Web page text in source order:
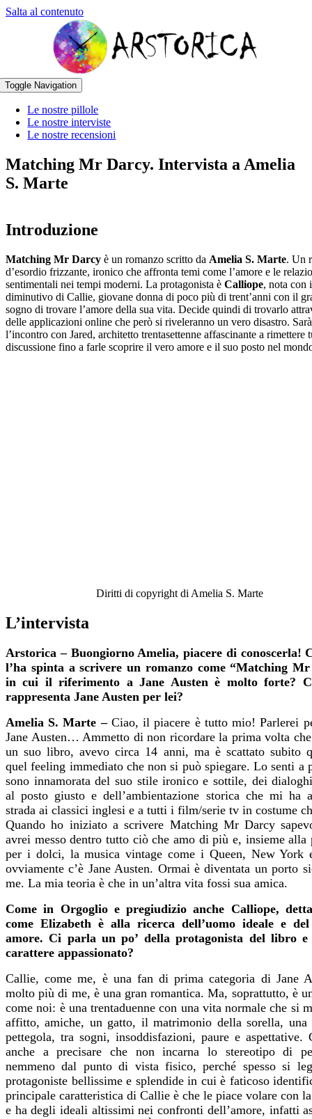
Salta al contenuto
Toggle Navigation
Le nostre pillole
Le nostre interviste
Le nostre recensioni
Matching Mr Darcy. Intervista a Amelia
S. Marte
Introduzione
Matching Mr Darcy è un romanzo scritto da Amelia S. Marte. Un
d’esordio frizzante, ironico che affronta temi come l’amore e le
sentimentali nei tempi moderni. La protagonista è Calliope, nota con
diminutivo di Callie, giovane donna di poco più di trent’anni con il
sogno di trovare l’amore della sua vita. Decide quindi di trovarlo
delle applicazioni online che però si riveleranno un vero disastro. Sarà
l’incontro con Jared, architetto trentasettenne affascinante a rimettere
discussione fino a farle scoprire il vero amore e il suo posto nel
Diritti di copyright di Amelia S. Marte
L’intervista
Arstorica – Buongiorno Amelia, piacere di conoscerla!
l’ha spinta a scrivere un romanzo come “Matching
in cui il riferimento a Jane Austen è molto forte?
rappresenta Jane Austen per lei?
Amelia S. Marte –Ciao, il piacere è tutto mio! Parlerei
Jane Austen… Ammetto di non ricordare la prima volta
un suo libro, avevo circa 14 anni, ma è scattato subito
quel feeling immediato che non si può spiegare. Lo senti a
sono innamorata del suo stile ironico e sottile, dei
al posto giusto e dell’ambientazione storica che mi ha
strada ai classici inglesi e a tutti i film/serie tv in costume
Quando ho iniziato a scrivere Matching Mr Darcy
avrei messo dentro tutto ciò che amo di più e, insieme alla
per i dolci, la musica vintage come i Queen, New
ovviamente c’è Jane Austen. Ormai è diventata un porto
me. La mia teoria è che in un’altra vita fossi sua amica.
Come in Orgoglio e pregiudizio anche Calliope,
come Elizabeth è alla ricerca dell’uomo ideale e
amore. Ci parla un po’ della protagonista del libro e
carattere appassionato?
Callie, come me, è una fan di prima categoria di Jane
molto più di me, è una gran romantica. Ma, soprattutto, è
come noi: è una trentaduenne con una vita normale che si
affitto, amiche, un gatto, il matrimonio della sorella, una
pettegola, tra sogni, insoddisfazioni, paure e aspettative.
anche a precisare che non incarna lo stereotipo di
nemmeno dal punto di vista fisico, perché spesso si
protagoniste bellissime e splendide in cui è faticoso
principale caratteristica di Callie è che le piace volare con
e ha degli ideali altissimi nei confronti dell’amore, infatti